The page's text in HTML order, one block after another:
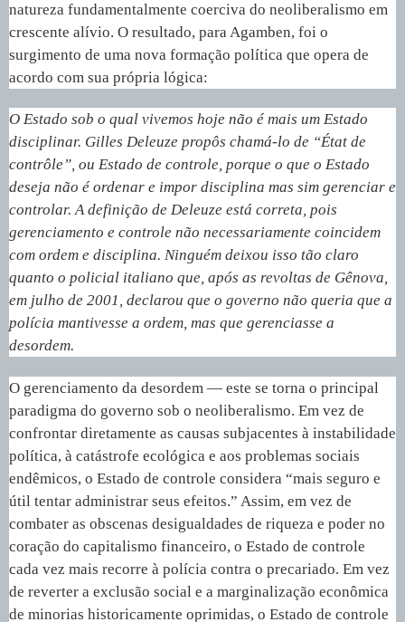
natureza fundamentalmente coerciva do neoliberalismo em
crescente alívio. O resultado, para Agamben, foi o
surgimento de uma nova formação política que opera de
acordo com sua própria lógica:
O Estado sob o qual vivemos hoje não é mais um Estado
disciplinar. Gilles Deleuze propôs chamá-lo de “État de
contrôle”, ou Estado de controle, porque o que o Estado
deseja não é ordenar e impor disciplina mas sim gerenciar e
controlar. A definição de Deleuze está correta, pois
gerenciamento e controle não necessariamente coincidem
com ordem e disciplina. Ninguém deixou isso tão claro
quanto o policial italiano que, após as revoltas de Gênova,
em julho de 2001, declarou que o governo não queria que a
polícia mantivesse a ordem, mas que gerenciasse a
desordem.
O gerenciamento da desordem — este se torna o principal
paradigma do governo sob o neoliberalismo. Em vez de
confrontar diretamente as causas subjacentes à instabilidade
política, à catástrofe ecológica e aos problemas sociais
endêmicos, o Estado de controle considera “mais seguro e
útil tentar administrar seus efeitos.” Assim, em vez de
combater as obscenas desigualdades de riqueza e poder no
coração do capitalismo financeiro, o Estado de controle
cada vez mais recorre à polícia contra o precariado. Em vez
de reverter a exclusão social e a marginalização econômica
de minorias historicamente oprimidas, o Estado de controle